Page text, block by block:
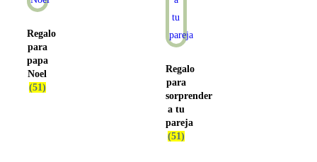
Regalo
para
papa
Noel
(51)
Regalo
para
sorprender
a tu
pareja
(51)